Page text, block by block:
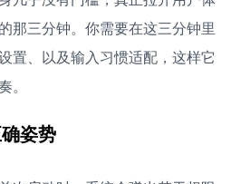
那三分钟。你需要在这三分钟里
置、以及输入习惯适配，这样它
姿势